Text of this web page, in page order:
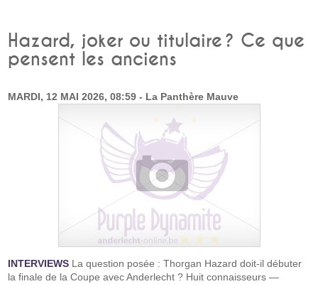
Hazard, joker ou titulaire ? Ce que
pensent les anciens
MARDI, 12 MAI 2026, 08:59 - La Panthère Mauve
INTERVIEWS La question posée : Thorgan Hazard doit-il débuter
la finale de la Coupe avec Anderlecht ? Huit connaisseurs —